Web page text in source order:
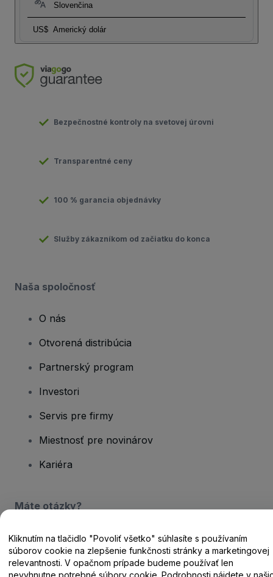
Slovenčina
US$ Americký dolár
Bezpečnostné kontroly na svetovej úrovni
Transparentné ceny
100 % garancia objednávky
Služby zákazníkom od začiatku do konca
Naša spoločnosť
O nás
Otvorená distribúcia
Partnerský program
Investori
Servis pre firmy
Miestnosť pre novinárov
Kariéra
Máte otázky?
Centrum pomoci / Kontaktujte nás
Kliknutím na tlačidlo "Povoliť všetko" súhlasíte s používaním
súborov cookie na zlepšenie funkčnosti stránky a marketingovej
relevantnosti. V opačnom prípade budeme používať len
nevyhnutne potrebné súbory cookie. Podrobnosti nájdete v